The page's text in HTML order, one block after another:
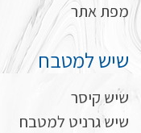
מפת אתר
שיש למטבח
שיש קיסר
שיש גרניט למטבח